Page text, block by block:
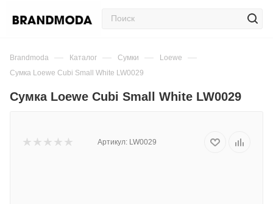
Brandmoda — Каталог — Сумки — Loewe —
Сумка Loewe Cubi Small White LW0029
Сумка Loewe Cubi Small White LW0029
Артикул: LW0029